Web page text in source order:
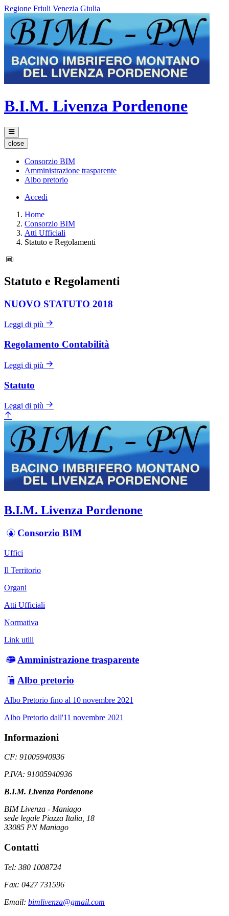
Regione Friuli Venezia Giulia
B.I.M. Livenza Pordenone
close
Consorzio BIM
Amministrazione trasparente
Albo pretorio
Accedi
Home
Consorzio BIM
Atti Ufficiali
Statuto e Regolamenti
Statuto e Regolamenti
NUOVO STATUTO 2018
Leggi di più
Regolamento Contabilità
Leggi di più
Statuto
Leggi di più
B.I.M. Livenza Pordenone
Consorzio BIM
Uffici
Il Territorio
Organi
Atti Ufficiali
Normativa
Link utili
Amministrazione trasparente
Albo pretorio
Albo Pretorio fino al 10 novembre 2021
Albo Pretorio dall'11 novembre 2021
Informazioni
CF: 91005940936
P.IVA: 91005940936
B.I.M. Livenza Pordenone
BIM Livenza - Maniago
sede legale Piazza Italia, 18
33085 PN Maniago
Contatti
Tel: 380 1008724
Fax: 0427 731596
Email: bimlivenza@gmail.com